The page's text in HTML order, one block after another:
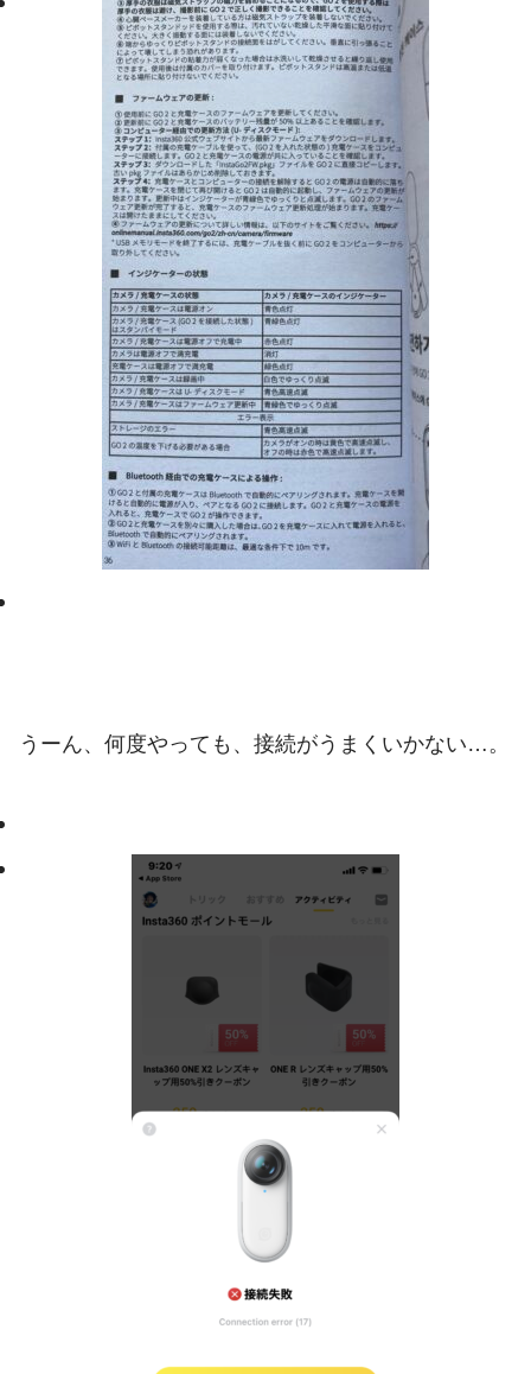
うーん、何度やっても、接続がうまくいかない…。